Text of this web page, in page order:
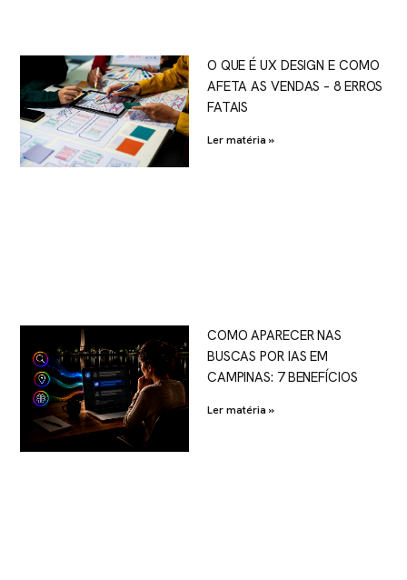
O QUE É UX DESIGN E COMO
AFETA AS VENDAS – 8 ERROS
FATAIS
Ler matéria »
COMO APARECER NAS
BUSCAS POR IAS EM
CAMPINAS: 7 BENEFÍCIOS
Ler matéria »